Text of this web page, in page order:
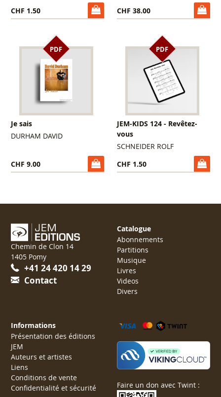
CHF 1.50 CHF 38.00
PDF
Je sais
DURHAM DAVID
CHF 9.00
PDF
JEM-KIDS 124 - Revêtez-
vous
SCHNEIDER ROLF
CHF 1.50
Chemin de Clon 14
1405 Pomy
+41 24 420 14 29
Contact
Catalogue
Abonnements
Partitions
Musique
Livres
Videos
Divers
Informations
Présentation des éditions
JEM
Auteurs et artistes
Liens
Conditions de vente
Confidentialité et sécurité
Faire un don avec Twint :